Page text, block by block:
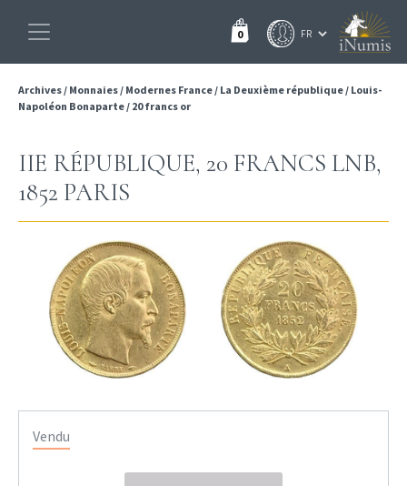
0
Archives/ Monnaies/ Modernes France/ La Deuxième république/ Louis-
Napoléon Bonaparte/ 20 francs or
IIE RÉPUBLIQUE, 20 FRANCS LNB,
1852 PARIS
Vendu